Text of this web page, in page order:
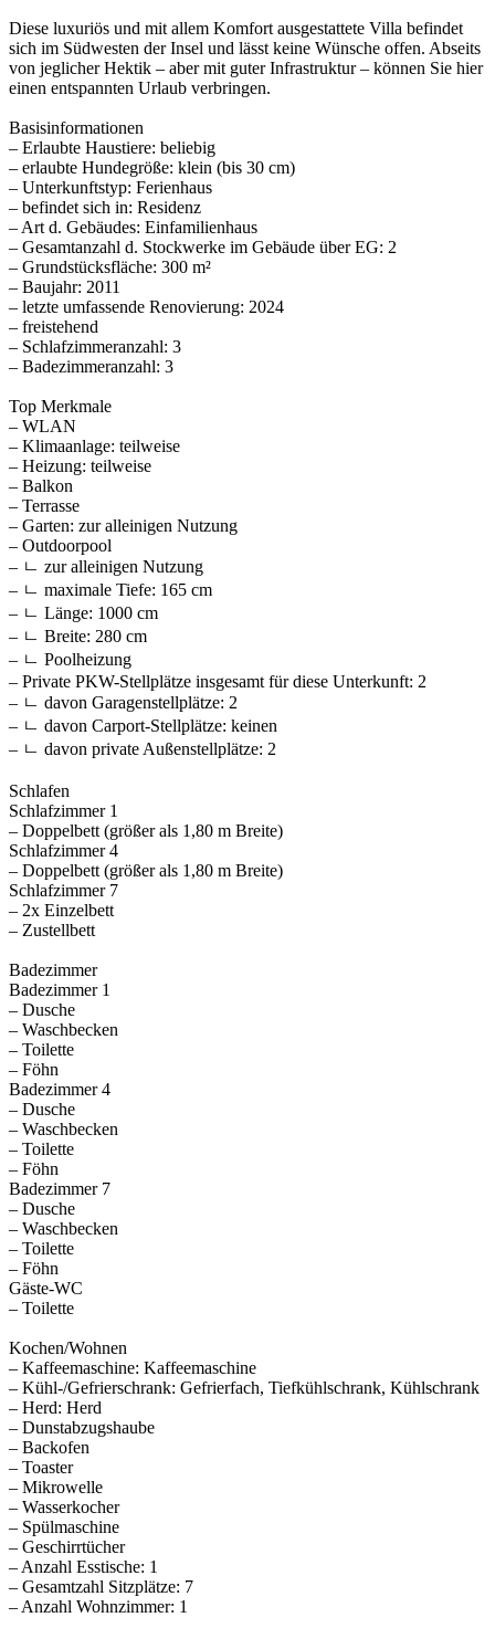
Diese luxuriös und mit allem Komfort ausgestattete Villa befindet
sich im Südwesten der Insel und lässt keine Wünsche offen. Abseits
von jeglicher Hektik – aber mit guter Infrastruktur – können Sie hier
einen entspannten Urlaub verbringen.
Basisinformationen
– Erlaubte Haustiere: beliebig
– erlaubte Hundegröße: klein (bis 30 cm)
– Unterkunftstyp: Ferienhaus
– befindet sich in: Residenz
– Art d. Gebäudes: Einfamilienhaus
– Gesamtanzahl d. Stockwerke im Gebäude über EG: 2
– Grundstücksfläche: 300 m²
– Baujahr: 2011
– letzte umfassende Renovierung: 2024
– freistehend
– Schlafzimmeranzahl: 3
– Badezimmeranzahl: 3
Top Merkmale
– WLAN
– Klimaanlage: teilweise
– Heizung: teilweise
– Balkon
– Terrasse
– Garten: zur alleinigen Nutzung
– Outdoorpool
– ㄴ zur alleinigen Nutzung
– ㄴ maximale Tiefe: 165 cm
– ㄴ Länge: 1000 cm
– ㄴ Breite: 280 cm
– ㄴ Poolheizung
– Private PKW-Stellplätze insgesamt für diese Unterkunft: 2
– ㄴ davon Garagenstellplätze: 2
– ㄴ davon Carport-Stellplätze: keinen
– ㄴ davon private Außen­stellplätze: 2
Schlafen
Schlafzimmer 1
– Doppelbett (größer als 1,80 m Breite)
Schlafzimmer 4
– Doppelbett (größer als 1,80 m Breite)
Schlafzimmer 7
– 2x Einzelbett
– Zustellbett
Badezimmer
Badezimmer 1
– Dusche
– Waschbecken
– Toilette
– Föhn
Badezimmer 4
– Dusche
– Waschbecken
– Toilette
– Föhn
Badezimmer 7
– Dusche
– Waschbecken
– Toilette
– Föhn
Gäste-WC
– Toilette
Kochen/Wohnen
– Kaffeemaschine: Kaffeemaschine
– Kühl-/Gefrierschrank: Gefrierfach, Tiefkühlschrank, Kühlschrank
– Herd: Herd
– Dunstabzugshaube
– Backofen
– Toaster
– Mikrowelle
– Wasserkocher
– Spülmaschine
– Geschirrtücher
– Anzahl Esstische: 1
– Gesamtzahl Sitzplätze: 7
– Anzahl Wohnzimmer: 1